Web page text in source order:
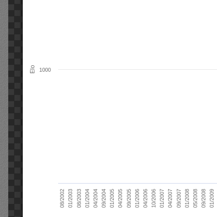
Elo
08/2002 01/2003 08/2003 01/2004 04/2004 09/2004 01/2005 04/2005 09/2005 01/2006 04/2006 10/2006 01/2007 04/2007 09/2007 01/2008 05/2008 09/2008 01/2009
1000